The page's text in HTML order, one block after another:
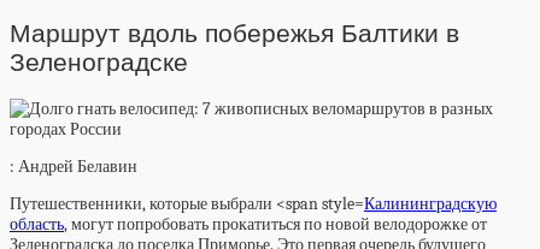
Маршрут вдоль побережья Балтики в
Зеленоградске
: Андрей Белавин
Путешественники, которые выбрали <span style=Калининградскую
область, могут попробовать прокатиться по новой велодорожке от
Зеленоградска до поселка Приморье. Это первая очередь будущего